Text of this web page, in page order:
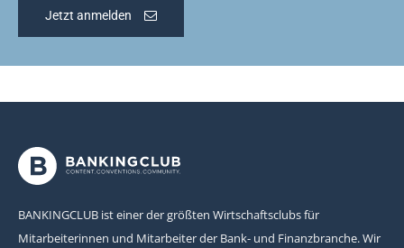
Jetzt anmelden
BANKINGCLUB ist einer der größten Wirtschaftsclubs für
Mitarbeiterinnen und Mitarbeiter der Bank- und Finanzbranche. Wir